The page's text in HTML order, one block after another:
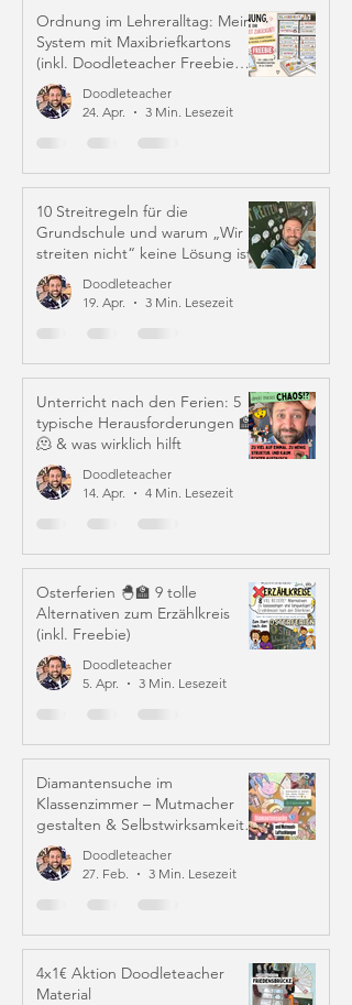
Ordnung im Lehreralltag: Mein
System mit Maxibriefkartons
(inkl. Doodleteacher Freebie
Labels) Doodleteacher
24. Apr.
3 Min. Lesezeit
10 Streitregeln für die
Grundschule und warum „Wir
streiten nicht“ keine Lösung ist
Doodleteacher
19. Apr.
3 Min. Lesezeit
Unterricht nach den Ferien: 5
typische Herausforderungen 🏫
🫠 & was wirklich hilft
Doodleteacher
14. Apr.
4 Min. Lesezeit
Osterferien 🐣🏫 9 tolle
Alternativen zum Erzählkreis
(inkl. Freebie)
Doodleteacher
5. Apr.
3 Min. Lesezeit
Diamantensuche im
Klassenzimmer – Mutmacher
gestalten & Selbstwirksamkeit
stärken Doodleteacher
27. Feb.
3 Min. Lesezeit
4x1€ Aktion Doodleteacher
Material